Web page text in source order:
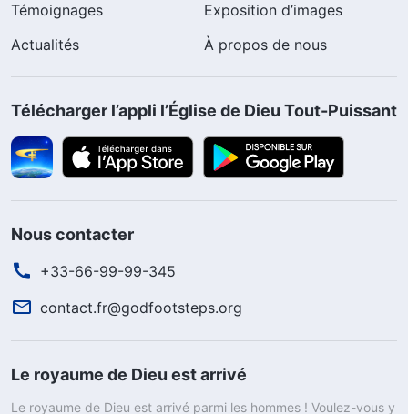
Témoignages
Exposition d’images
Actualités
À propos de nous
Télécharger l’appli l’Église de Dieu Tout-Puissant
Nous contacter
+33-66-99-99-345
contact.fr@godfootsteps.org
Le royaume de Dieu est arrivé
Le royaume de Dieu est arrivé parmi les hommes ! Voulez-vous y